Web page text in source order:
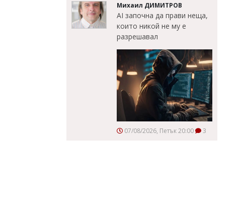
Михаил ДИМИТРОВ
AI започна да прави неща,
които никой не му е
разрешавал
07/08/2026, Петък 20:00 3